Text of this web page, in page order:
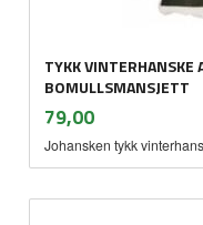
TYKK VINTERHANSKE
BOMULLSMANSJETT
Pris
79,00mva.
Johansken tykk